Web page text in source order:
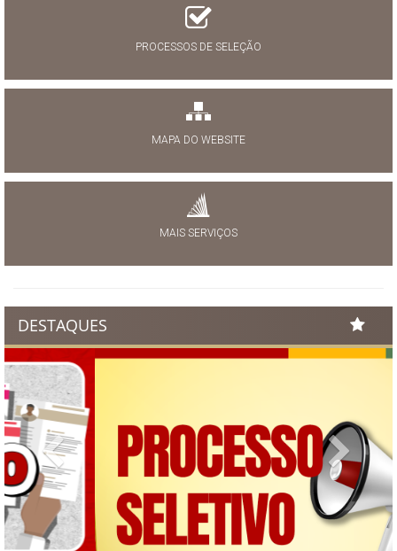
PROCESSOS DE SELEÇÃO
MAPA DO WEBSITE
MAIS SERVIÇOS
DESTAQUES
Previous Next